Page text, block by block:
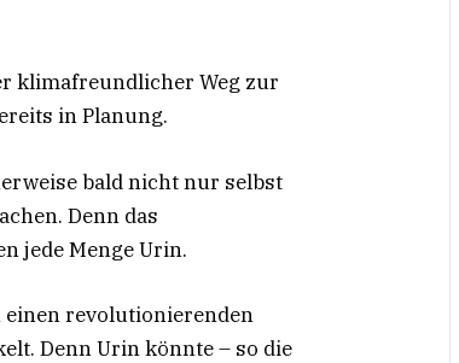
klimafreundlicher Weg zur
in Planung.
bald nicht nur selbst
Denn das
jede Menge Urin.
revolutionierenden
Denn Urin könnte – so die